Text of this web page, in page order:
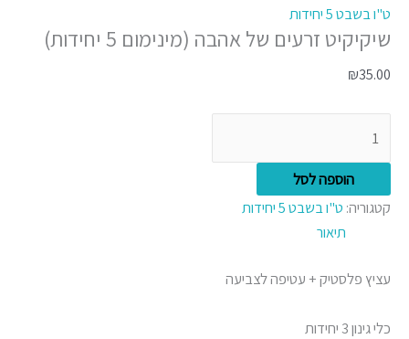
ט"ו בשבט 5 יחידות
שיקיקיט זרעים של אהבה (מינימום 5 יחידות)
₪35.00
זרעים
של
(מינימום
5
יחידות)
הוספה לסל
קטגוריה: ט"ו בשבט 5 יחידות
תיאור
עציץ פלסטיק + עטיפה לצביעה
כלי גינון 3 יחידות